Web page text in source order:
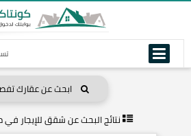
ابحث عن عقارك
نتائج البحث عنشقق للإيجار في